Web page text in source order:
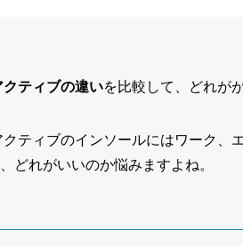
クティブの違いを比較して、どれが
クティブのインソールにはワーク
どれがいいのか悩みますよね。